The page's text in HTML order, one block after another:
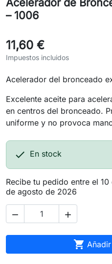
– 1006
11,60 €
Impuestos incluidos
Acelerador del bronceado
Excelente aceite para
en centros del bronceado.
uniforme y no provoca
 En stock
Recibe tu pedido entre el
de agosto de 2026
 
